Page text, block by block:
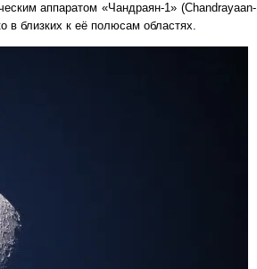
аппаратом «Чандраян-1» (Chandrayaan-
в близких к её полюсам областях.